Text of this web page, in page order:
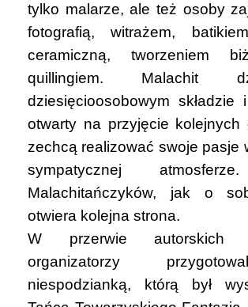
tylko malarze, ale też osoby
fotografią, witrażem,
ceramiczną, tworzeniem
quillingiem. Malachit
dziesięcioosobowym
otwarty na przyjęcie kolejnych
zechcą realizować swoje pasje
sympatycznej
Malachitańczyków, jak o
otwiera kolejna strona.
W przerwie autorskich
organizatorzy
niespodzianką, którą był